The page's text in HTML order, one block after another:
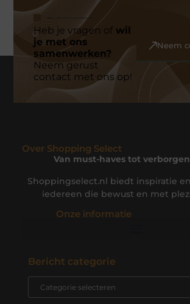
Heb je vragen ofwil
je met ons
samenwerken?
Neem gerust
contact met ons op!
Neem
Over Shopping Select
Van must-haves tot
Shoppingselect.nl biedt inspiratie
iedereen die bewust en met
Onze informatie
Bericht categorie